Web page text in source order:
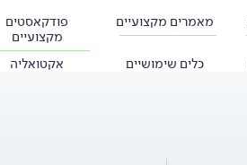
מאמרים מקצועיים
פודקאסטים
מקצועיים
כלים שימושיים אקטואליה